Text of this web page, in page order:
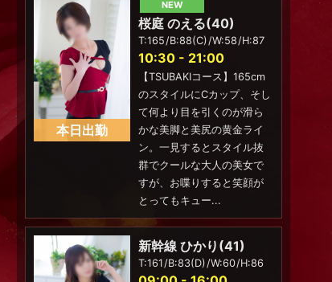
本日出勤
NEW
桜庭 のえる 40
165 88(C) 58 87
10:30 - 21:00
【TSUBAKIコース】165cm
のスタイルにCカップ、そし
て何より目を引くのが滑ら
かな美脚と美尻の黄金ライ
ン。一見するとスタイル抜
群でクールな大人の美女で
すが、お喋りすると笑顔が
とってもキュー...
新幹線 ひかり 41
161 83(D) 60 86